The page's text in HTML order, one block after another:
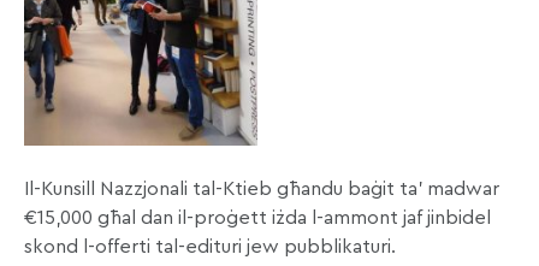
Il-Kunsill Nazzjonali tal-Ktieb għandu baġit ta’ madwar
€15,000 għal dan il-proġett iżda l-ammont jaf jinbidel
skond l-offerti tal-edituri jew pubblikaturi.